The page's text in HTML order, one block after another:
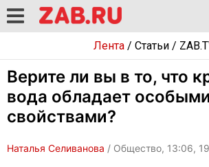
Лента/ Статьи/
Верите ли вы в то, что
вода обладает особыми
свойствами?
Наталья Селиванова / Общество, 13:06,